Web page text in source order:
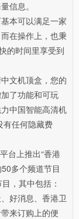
信息。
本可以满足一家
在操作上，也秉
的时间里享受到
文机顶盒，您的
了功能和可玩
中国智能高清机
有任何隐藏费
台上推出“香港
多个频道节目
，其中包括：
好消息、香港卫
来订购上的便